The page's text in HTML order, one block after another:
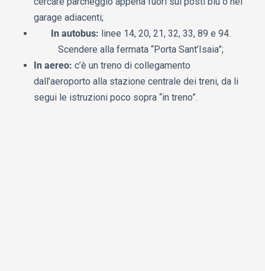
garage adiacenti;
In autobus: linee 14, 20, 21, 32, 33, 89 e 94.
Scendere alla fermata “Porta Sant’Isaia”;
In aereo: c’è un treno di collegamento
dall’aeroporto alla stazione centrale dei treni, da li
segui le istruzioni poco sopra “in treno”.